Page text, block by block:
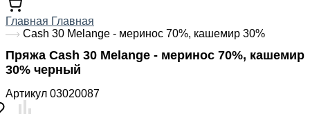
Главная Главная
Cash 30 Melange - меринос 70%, кашемир 30%
Пряжа Cash 30 Melange - меринос 70%, кашемир
30% черный
Артикул 03020087